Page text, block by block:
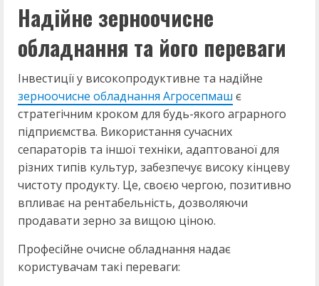
Надійне зерноочисне
обладнання та його переваги
Інвестиції у високопродуктивне та надійне
зерноочисне обладнання Агросепмаш є
стратегічним кроком для будь-якого аграрного
підприємства. Використання сучасних
сепараторів та іншої техніки, адаптованої для
різних типів культур, забезпечує високу кінцеву
чистоту продукту. Це, своєю чергою, позитивно
впливає на рентабельність, дозволяючи
продавати зерно за вищою ціною.
Професійне очисне обладнання надає
користувачам такі переваги: